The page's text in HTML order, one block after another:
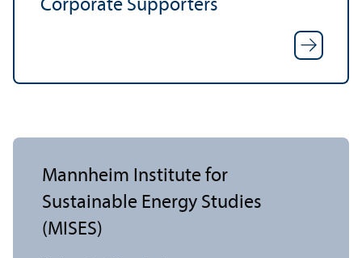
Corporate Supporters
Mannheim Institute for
Sustainable Energy Studies
(MISES)